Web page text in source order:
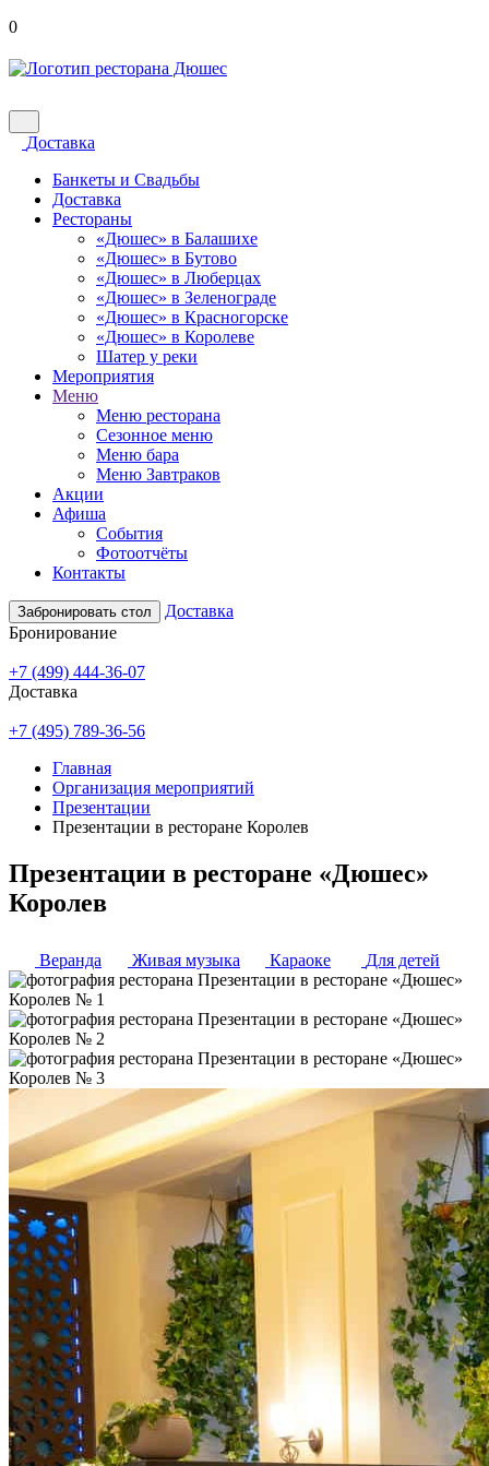
0
Доставка
Банкеты и Свадьбы
Доставка
Рестораны
«Дюшес» в Балашихе
«Дюшес» в Бутово
«Дюшес» в Люберцах
«Дюшес» в Зеленограде
«Дюшес» в Красногорске
«Дюшес» в Королеве
Шатер у реки
Мероприятия
Меню
Меню ресторана
Сезонное меню
Меню бара
Меню Завтраков
Акции
Афиша
События
Фотоотчёты
Контакты
Забронировать стол
Доставка
Бронирование
+7 (499) 444-36-07
Доставка
+7 (495) 789-36-56
Главная
Организация мероприятий
Презентации
Презентации в ресторане Королев
Презентации в ресторане «Дюшес»
Королев
Веранда Живая музыка Караоке Для детей